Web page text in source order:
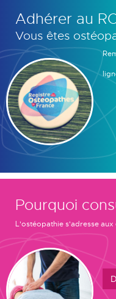
Adhérer au
Vous êtes
Pourquoi
L'ostéopathie s'adresse aux